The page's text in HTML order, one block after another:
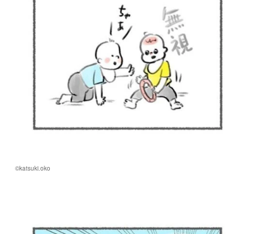
©katsuki.oko